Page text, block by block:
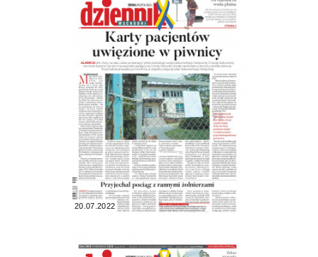
20.07.2022